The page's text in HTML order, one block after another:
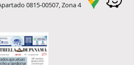
0815-00507, Zona 4